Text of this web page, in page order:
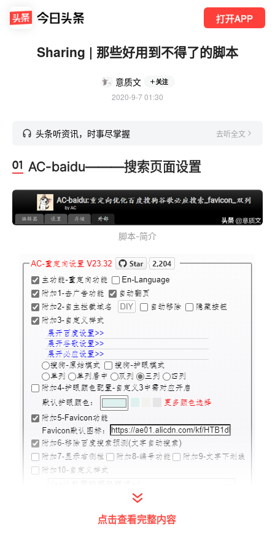
打开APP
Sharing | 那些好用到不得了的脚本
意质文 关注
2020-9-7 01:30
头条听资讯，时事尽掌握 去听全文
AC-baidu———搜索页面设置
脚本-简介
点击查看完整内容